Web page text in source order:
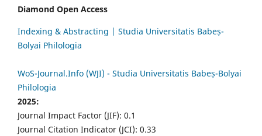
Diamond Open Access
Indexing & Abstracting | Studia Universitatis Babeș-
Bolyai Philologia
WoS-Journal.Info (WJI) - Studia Universitatis Babeș-Bolyai
Philologia
2025:
Journal Impact Factor (JIF): 0.1
Journal Citation Indicator (JCI): 0.33